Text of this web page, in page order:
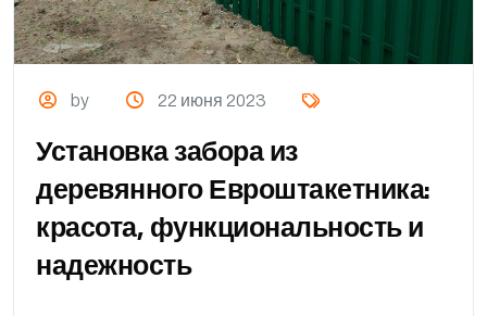
by 22 июня 2023
Установка забора из
деревянного Евроштакетника:
красота, функциональность и
надежность